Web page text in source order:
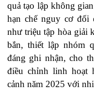
quả tạo lập không
hạn chế nguy cơ đối
như triệu tập hòa giải
bắn, thiết lập nhóm
đáng ghi nhận, cho
điều chỉnh linh hoạt
cảnh năm 2025 với